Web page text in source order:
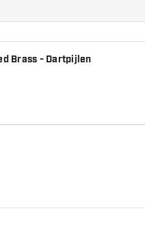
verkocht per set (1 set =
Optisch kan de kleur
hebt. Deze kunnen
Brass - Dartpijlen